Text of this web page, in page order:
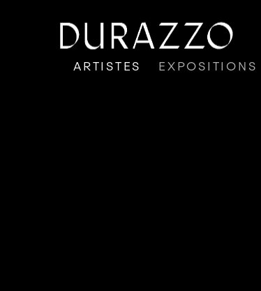
ARTISTES EXPOSITIONS